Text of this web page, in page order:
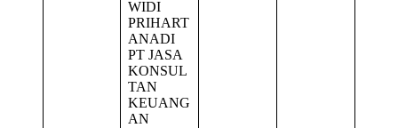
WIDI
PRIHART
ANADI
PT JASA
KONSUL
TAN
KEUANG
AN